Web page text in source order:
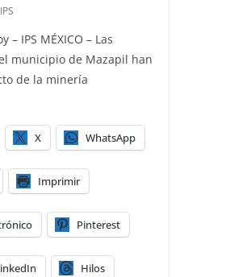
IPS
– IPS MÉXICO – Las
municipio de Mazapil han
de la minería
X WhatsApp
Imprimir
Pinterest
Hilos